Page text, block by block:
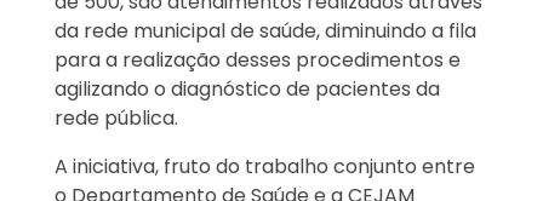
da rede municipal de saúde, diminuindo a fila
para a realização desses procedimentos e
agilizando o diagnóstico de pacientes da
rede pública.
A iniciativa, fruto do trabalho conjunto entre